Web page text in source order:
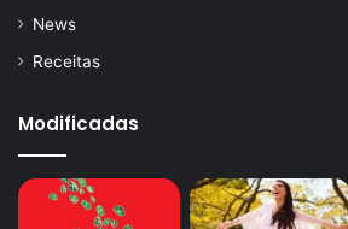
News
Receitas
Modificadas